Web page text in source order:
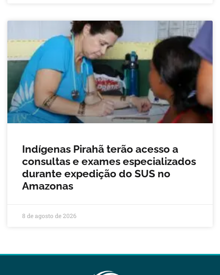
Indígenas Pirahã terão acesso a
consultas e exames especializados
durante expedição do SUS no
Amazonas
8 de agosto de 2026